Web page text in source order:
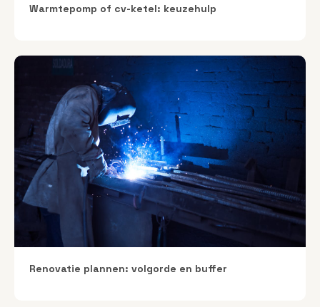
Warmtepomp of cv-ketel: keuzehulp
Renovatie plannen: volgorde en buffer